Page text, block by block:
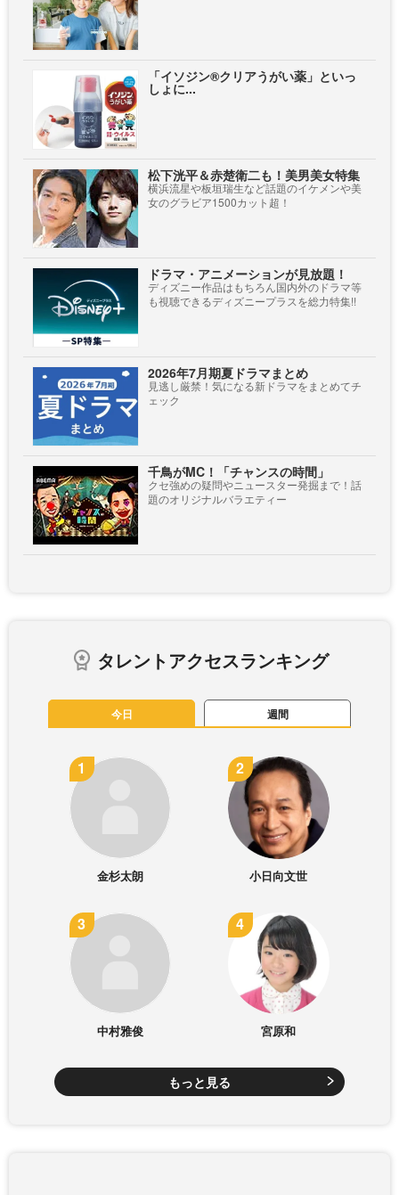
「イソジン®クリアうがい薬」といっ
しょに...
松下洸平＆赤楚衛二も！美男美女特集
横浜流星や板垣瑞生など話題のイケメンや美
女のグラビア1500カット超！
ドラマ・アニメーションが見放題！
ディズニー作品はもちろん国内外のドラマ等
も視聴できるディズニープラスを総力特集!!
2026年7月期夏ドラマまとめ
見逃し厳禁！気になる新ドラマをまとめてチ
ェック
千鳥がMC！「チャンスの時間」
クセ強めの疑問やニュースター発掘まで！話
題のオリジナルバラエティー
タレントアクセスランキング
今日 週間
金杉太朗 小日向文世
中村雅俊 宮原和
もっと見る